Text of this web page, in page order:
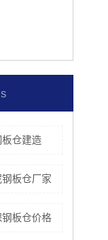
板仓建造
钢板仓厂家
钢板仓价格